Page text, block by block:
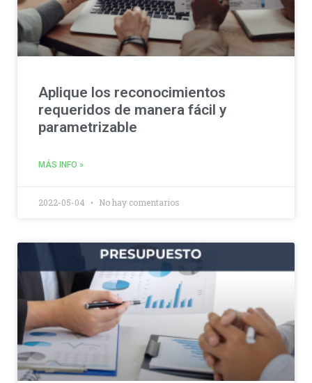
Aplique los reconocimientos
requeridos de manera fácil y
parametrizable
MÁS INFO »
2022-05-04 No hay comentarios